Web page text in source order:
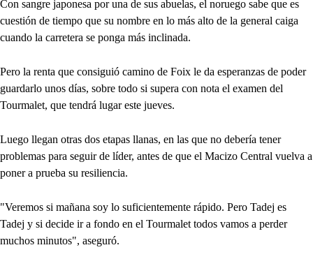
Con sangre japonesa por una de sus abuelas, el noruego sabe que es
cuestión de tiempo que su nombre en lo más alto de la general caiga
cuando la carretera se ponga más inclinada.
Pero la renta que consiguió camino de Foix le da esperanzas de poder
guardarlo unos días, sobre todo si supera con nota el examen del
Tourmalet, que tendrá lugar este jueves.
Luego llegan otras dos etapas llanas, en las que no debería tener
problemas para seguir de líder, antes de que el Macizo Central vuelva a
poner a prueba su resiliencia.
"Veremos si mañana soy lo suficientemente rápido. Pero Tadej es
Tadej y si decide ir a fondo en el Tourmalet todos vamos a perder
muchos minutos", aseguró.